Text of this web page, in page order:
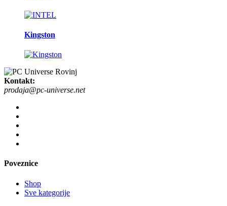
Kingston
Kontakt:
prodaja@pc-universe.net
Poveznice
Shop
Sve kategorije